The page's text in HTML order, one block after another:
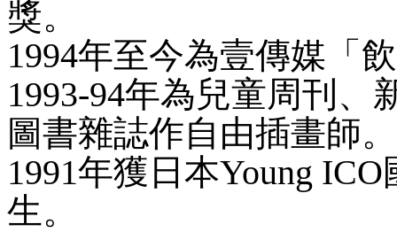
獎。
1994年至今為壹傳媒「
1993-94年為兒童周刊、
圖書雜誌作自由插畫師。
1991年獲日本Young
生。